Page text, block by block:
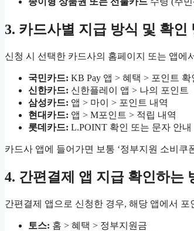
3. 카드사별 지급 방식 및 확인
신청 시 선택한 카드사의 홈페이지 또는 앱에
국민카드: KB Pay 앱 > 혜택 > 포인트 확
신한카드: 신한플레이 앱 > 나의 포인트
삼성카드: 앱 > 마이 > 포인트 내역
현대카드: 앱 > M포인트 > 적립 내역
롯데카드: L.POINT 확인 또는 문자 안내
카드사 앱에 들어가면 보통 ‘정부지원 소비쿠
4. 간편결제 앱 지급 확인하는
간편결제 앱으로 신청한 경우, 해당 앱에서
토스: 홈 > 혜택 > 정부지원금